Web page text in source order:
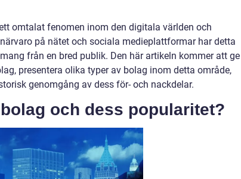
omtalat fenomen inom den digitala världen och
på nätet och sociala medieplattformar har detta
från en bred publik. Den här artikeln kommer att ge
presentera olika typer av bolag inom detta område,
genomgång av dess för- och nackdelar.
och dess popularitet?